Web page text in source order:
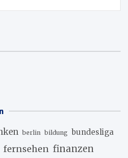
berlin bildung bundesliga
fernsehen finanzen